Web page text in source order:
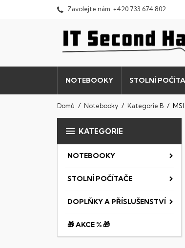
Zavolejte nám: +420 733 674 802
NOTEBOOKY STOLNÍ
Domů Notebooky Kategorie B
 KATEGORIE
NOTEBOOKY
STOLNÍ POČÍTAČE
DOPLŇKY A PŘÍSLUŠENSTVÍ
🎁 AKCE % 🎁